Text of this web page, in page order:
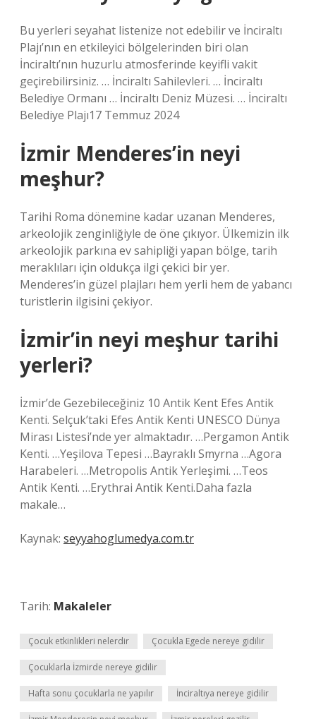
Bu yerleri seyahat listenize not edebilir ve İnciraltı
Plajı’nın en etkileyici bölgelerinden biri olan
İnciraltı’nın huzurlu atmosferinde keyifli vakit
geçirebilirsiniz. … İnciraltı Sahilevleri. … İnciraltı
Belediye Ormanı … İnciraltı Deniz Müzesi. … İnciraltı
Belediye Plajı17 Temmuz 2024
İzmir Menderes’in neyi
meşhur?
Tarihi Roma dönemine kadar uzanan Menderes,
arkeolojik zenginliğiyle de öne çıkıyor. Ülkemizin ilk
arkeolojik parkına ev sahipliği yapan bölge, tarih
meraklıları için oldukça ilgi çekici bir yer.
Menderes’in güzel plajları hem yerli hem de yabancı
turistlerin ilgisini çekiyor.
İzmir’in neyi meşhur tarihi
yerleri?
İzmir’de Gezebileceğiniz 10 Antik Kent Efes Antik
Kenti. Selçuk’taki Efes Antik Kenti UNESCO Dünya
Mirası Listesi’nde yer almaktadır. …Pergamon Antik
Kenti. …Yeşilova Tepesi …Bayraklı Smyrna …Agora
Harabeleri. …Metropolis Antik Yerleşimi. …Teos
Antik Kenti. …Erythrai Antik Kenti.Daha fazla
makale…
Kaynak: seyyahoglumedya.com.tr
Tarih: Makaleler
Çocuk etkinlikleri nelerdir Çocukla Egede nereye gidilir
Çocuklarla İzmirde nereye gidilir
Hafta sonu çocuklarla ne yapılır İnciraltıya nereye gidilir